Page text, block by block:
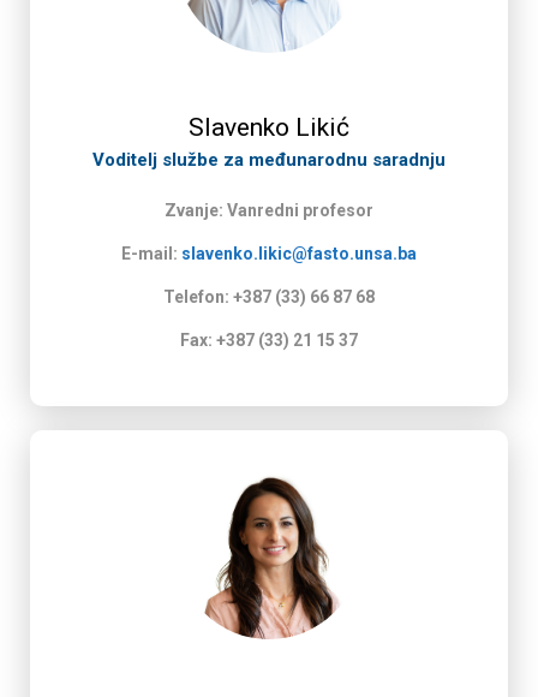
Slavenko Likić
Voditelj službe za međunarodnu saradnju
Zvanje: Vanredni profesor
E-mail: slavenko.likic@fasto.unsa.ba
Telefon: +387 (33) 66 87 68
Fax: +387 (33) 21 15 37